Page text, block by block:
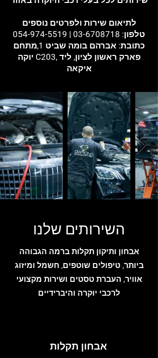
לתיאום שירות ולפרטים נוספים
טלפון: 03-6708718 | 054-974-5519
כתובת: אברהם בומה שביט 1,מתחם
יוקה C203, פארק ראשון לציון, ליד
איקאה
השירותים שלנו
אבחון ותיקון תקלות ברמה הגבוהה
ביותר, טיפולים שוטפים, חשמל ומיזוג
אוויר, העברת טסטים ושירות מקצועי
לרכבי יוקרה והיברידיים
אבחון תקלות